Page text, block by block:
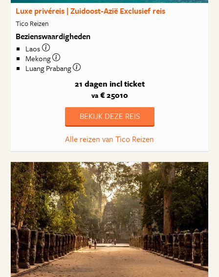
Luxe privéreis | Zuidoost-Azië Exclusief reis
Tico Reizen
Bezienswaardigheden
Laos
Mekong
Luang Prabang
21 dagen incl ticket
va€ 25010
BEKIJK DEZE REIS
Alle reizen van Tico Reizen